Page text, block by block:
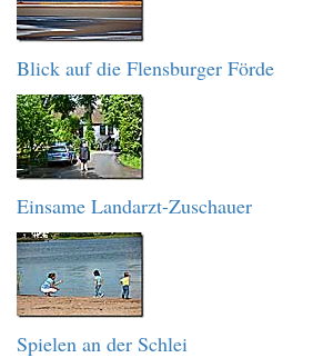
Blick auf die Flensburger Förde
Einsame Landarzt-Zuschauer
Spielen an der Schlei